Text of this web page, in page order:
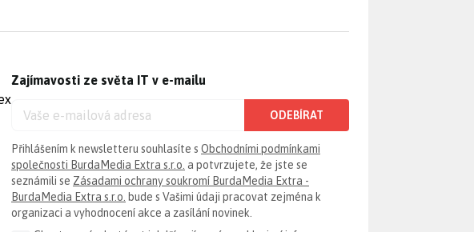
Zajímavosti ze světa IT v e-mailu
ODEBÍRAT
Přihlášením k newsletteru souhlasíte s Obchodními podmínkami
společnosti BurdaMedia Extra s.r.o. a potvrzujete, že jste se
seznámili se Zásadami ochrany soukromí BurdaMedia Extra -
BurdaMedia Extra s.r.o. bude s Vašimi údaji pracovat zejména k
organizaci a vyhodnocení akce a zasílání novinek.